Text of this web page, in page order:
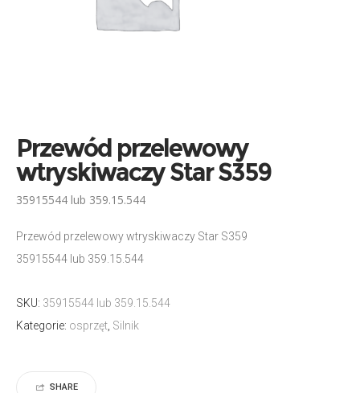
Przewód przelewowy
wtryskiwaczy Star S359
35915544 lub 359.15.544
Przewód przelewowy wtryskiwaczy Star S359
35915544 lub 359.15.544
SKU: 35915544 lub 359.15.544
Kategorie: osprzęt Silnik
SHARE